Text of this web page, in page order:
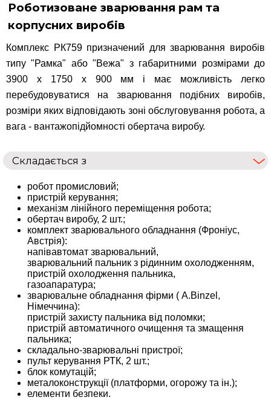
Роботизоване зварювання рам та
корпусних виробів
Комплекс РК759 призначений для зварювання виробів
типу "Рамка" або "Вежа" з габаритними розмірами до
3900 х 1750 х 900 мм і має можливість легко
перебудовуватися на зварювання подібних виробів,
розміри яких відповідають зоні обслуговування робота, а
вага - вантажопідйомності обертача виробу.
Складається з
робот промисловий;
пристрій керування;
механізм лінійного переміщення робота;
обертач виробу, 2 шт.;
комплект зварювального обладнання (Фроніус,
Австрія):
напівавтомат зварювальний,
зварювальний пальник з рідинним охолодженням,
пристрій охолодження пальника,
газоапаратура;
зварювальне обладнання фірми ( A.Binzel,
Німеччина):
пристрій захисту пальника від поломки;
пристрій автоматичного очищення та змащення
пальника;
складально-зварювальні пристрої;
пульт керування РТК, 2 шт.;
блок комутацій;
металоконструкції (платформи, огорожу та ін.);
елементи безпеки.